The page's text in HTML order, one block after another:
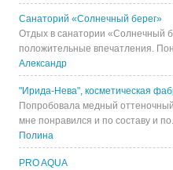
Санаторий «Солнечный берег»
Отдых в санатории «Солнечный
положительные впечатления.
Александр
"Ирида-Нева", косметическая
Попробовала медный
мне понравился и по составу и
Полина
PRO AQUA